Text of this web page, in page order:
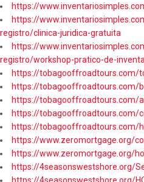
https://
https://
registro/clinica-juridica-gratuita
https://
registro/workshop-pratico-de-
https://tobagooffroadtours.com/
https://tobagooffroadtours.com/
https://tobagooffroadtours.com/
https://tobagooffroadtours.com/
https://tobagooffroadtours.com/
https://www.zeromortgage.org/
https://www.zeromortgage.org/
https://4seasonswestshore.org/
https://4seasonswestshore.org/